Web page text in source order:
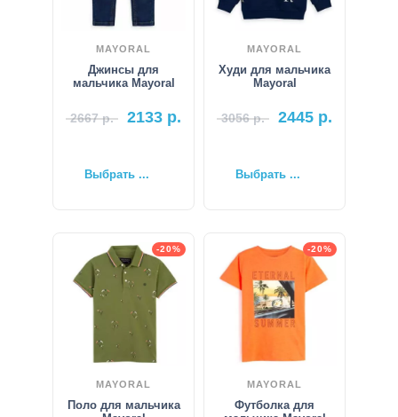
MAYORAL
Джинсы для
мальчика Mayoral
2667р. 2133 р.
Выбрать ...
MAYORAL
Худи для мальчика
Mayoral
3056р. 2445 р.
Выбрать ...
-20%
MAYORAL
Поло для мальчика
-20%
MAYORAL
Футболка для